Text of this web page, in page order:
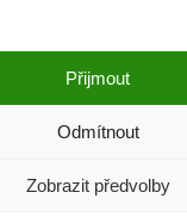
Přijmout
Odmítnout
Zobrazit předvolby
či více společností globální
„organizace
„Deloitte Global“) a
subjektů je
není oprávněn
společností a jejich
či pochybení jiných